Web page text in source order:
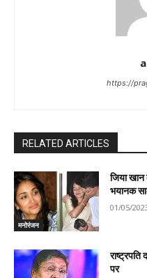
https://
RELATED ARTICLES
मनोरंजन
जिया
भयानक
01/05/
पर